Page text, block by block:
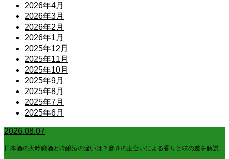
2026年4月
2026年3月
2026年2月
2026年1月
2025年12月
2025年11月
2025年10月
2025年9月
2025年8月
2025年7月
2025年6月
2026.08.07
日本酒の大吟醸酒と吟醸酒の違いは？磨きの度合いによる香りと味の差を解説